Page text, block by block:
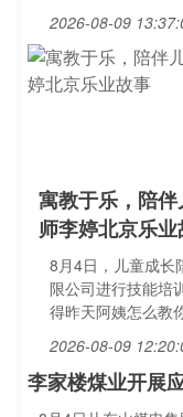
2026-08-09
寓教于乐，陪
师李婷北京乐
8月4日，儿童成长
限公司进行技能培
得昨天阿姨怎么教
2026-08-09
李家楼煤业开展